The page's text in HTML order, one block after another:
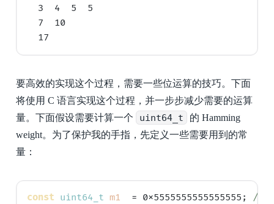
  3  4  5  5
  7  10
要高效的实现这个过程，需要一些位运算的技巧。下面
将使用 C 语言实现这个过程，并一步步减少需要的运算
量。下面假设需要计算一个
uint64_t
的 Hamming
weight。为了保护我的手指，先定义一些需要用到的常
量：
const uint64_t m1
  = 0x5555555555555555;
//